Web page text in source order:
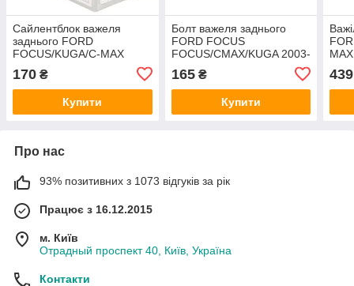
Сайлентблок важеля
заднього FORD
FOCUS/KUGA/C-MAX
(Ø12.2X32.7X55) APPLUS
170 ₴
Купити
Болт важеля заднього
FORD FOCUS
FOCUS/CMAX/KUGA 2003-
165₴
Купити
439
Про нас
93% позитивних з 1073 відгуків за рік
Працює з 16.12.2015
м. Київ
Отрадный проспект 40, Київ, Україна
Контакти